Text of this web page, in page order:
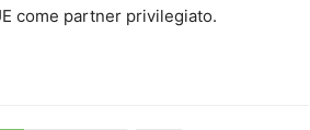
come partner privilegiato.